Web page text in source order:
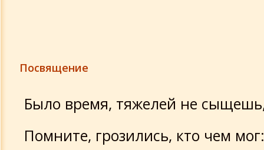
Посвящение
Было время, тяжелей не
Помните, грозились, кто чем мог: